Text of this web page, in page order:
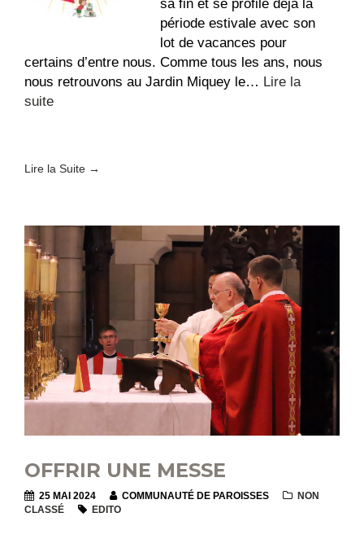
de
vie
sa fin et se profile déjà la
période estivale avec son
lot de vacances pour
certains d’entre nous. Comme tous les ans, nous
nous retrouvons au Jardin Miquey le… Lire la
suite:
Lire la Suite →
OFFRIR UNE MESSE
25 MAI 2024 COMMUNAUTÉ DE PAROISSES
NON
CLASSÉ
EDITO